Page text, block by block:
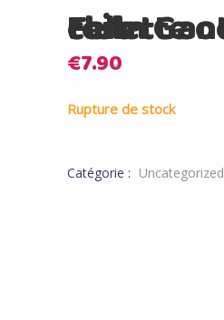
Fehn Gant de toilette océan club
€7.90
Rupture de stock
Catégorie : Uncategorized